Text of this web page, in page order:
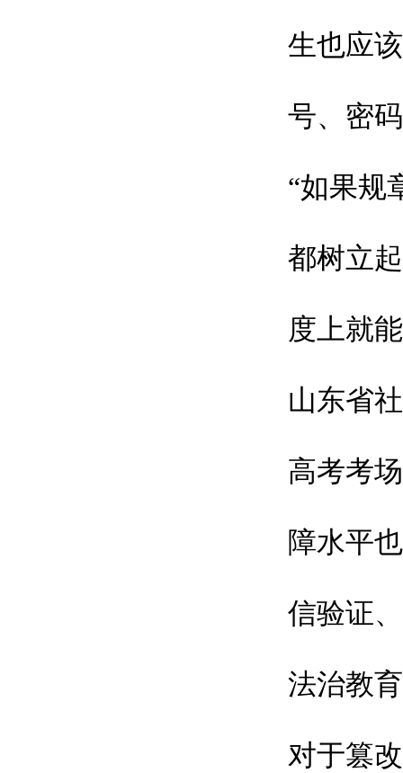
生也应
号、密
“如果规
都树立
度上就
山东省
高考考
障水平
信验证
法治教
对于篡